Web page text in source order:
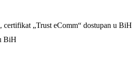
„Trust eComm“ dostupan u BiH
BiH